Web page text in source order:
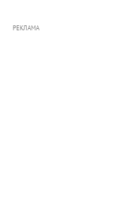
РЕКЛАМА